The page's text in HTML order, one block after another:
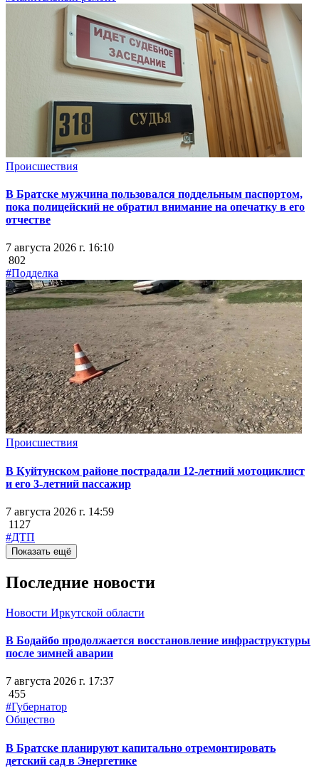
Происшествия
В Братске мужчина пользовался поддельным паспортом,
пока полицейский не обратил внимание на опечатку в его
отчестве
7 августа 2026 г. 16:10
802
#Подделка
Происшествия
В Куйтунском районе пострадали 12-летний мотоциклист
и его 3-летний пассажир
7 августа 2026 г. 14:59
1127
#ДТП
Показать ещё
Последние новости
Новости Иркутской области
В Бодайбо продолжается восстановление инфраструктуры
после зимней аварии
7 августа 2026 г. 17:37
455
#Губернатор
Общество
В Братске планируют капитально отремонтировать
детский сад в Энергетике